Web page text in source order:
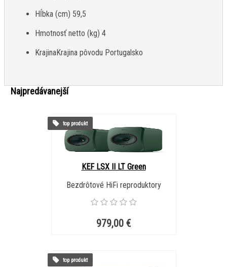
Hĺbka (cm) 59,5
Hmotnosť netto (kg) 4
KrajinaKrajina pôvodu Portugalsko
Najpredávanejší
KEF LSX II LT Green
Bezdrôtové HiFi reproduktory
979,00 €
top produkt
top produkt